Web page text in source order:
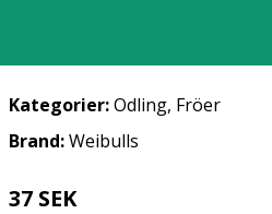
Kategorier:Odling, Fröer
Brand:Weibulls
37 SEK